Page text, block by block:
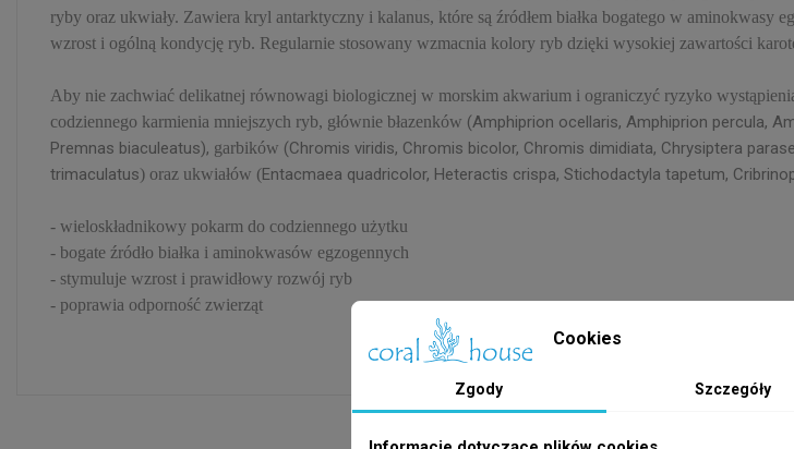
ryby oraz ukwiały. Zawiera kryl antarktyczny i kalanus, które są źródłem białka bogatego w aminokwasy
wzrost i ogólną kondycję ryb. Regularnie stosowany wzmacnia kolory ryb dzięki wysokiej zawartości
Aby nie zachwiać delikatnej równowagi biologicznej w morskim akwarium i ograniczyć ryzyko
codziennego karmienia mniejszych ryb, głównie błazenków (Amphiprion ocellaris, Amphiprion percula,
Premnas biaculeatus), garbików (Chromis viridis, Chromis bicolor, Chromis dimidiata, Chrysiptera
trimaculatus) oraz ukwiałów (Entacmaea quadricolor, Heteractis crispa, Stichodactyla tapetum,
- wieloskładnikowy pokarm do codziennego użytku
- bogate źródło białka i aminokwasów egzogennych
- stymuluje wzrost i prawidłowy rozwój ryb
- poprawia odporność zwierząt
Cookies
Zgody Szczegóły